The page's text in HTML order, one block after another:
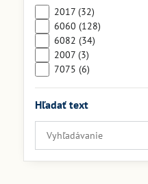
2017 (32)
6060 (128)
6082 (34)
2007 (3)
7075 (6)
Hľadať text
Prehľadať
výsledky
filtra